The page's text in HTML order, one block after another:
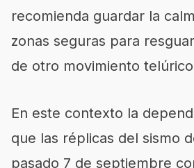
recomienda guardar la
zonas seguras para
de otro movimiento
En este contexto la
que las réplicas del sismo
pasado 7 de septiembre